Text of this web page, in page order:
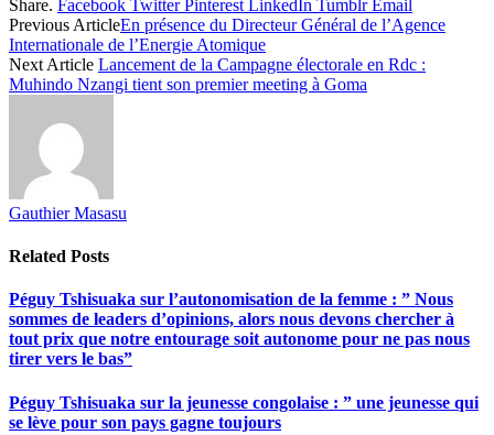
Share
Share. Facebook Twitter Pinterest LinkedIn Tumblr Email
Previous ArticleEn présence du Directeur Général de l’Agence
Internationale de l’Energie Atomique
Next Article Lancement de la Campagne électorale en Rdc :
Muhindo Nzangi tient son premier meeting à Goma
Gauthier Masasu
Related Posts
Péguy Tshisuaka sur l’autonomisation de la femme : ” Nous
sommes de leaders d’opinions, alors nous devons chercher à
tout prix que notre entourage soit autonome pour ne pas nous
tirer vers le bas”
Péguy Tshisuaka sur la jeunesse congolaise : ” une jeunesse qui
se lève pour son pays gagne toujours